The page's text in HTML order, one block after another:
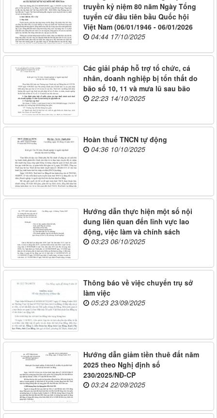
truyền kỷ niệm 80 năm Ngày Tổng
tuyển cử đầu tiên bầu Quốc hội
Việt Nam (06/01/1946 - 06/01/2026
04:44 17/10/2025
Các giải pháp hỗ trợ tổ chức, cá
nhân, doanh nghiệp bị tổn thất do
bão số 10, 11 và mưa lũ sau bão
22:23 14/10/2025
Hoàn thuế TNCN tự động
04:36 10/10/2025
Hướng dẫn thực hiện một số nội
dung liên quan đến lĩnh vực lao
động, việc làm và chính sách
03:23 06/10/2025
Thông báo về việc chuyển trụ sở
làm việc
05:23 23/09/2025
Hướng dẫn giảm tiền thuê đất năm
2025 theo Nghị định số
230/2025/NĐ-CP
03:24 22/09/2025